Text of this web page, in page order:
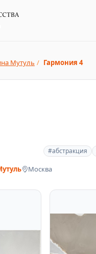
Мутуль / Гармония 4
#абстракция
Москва